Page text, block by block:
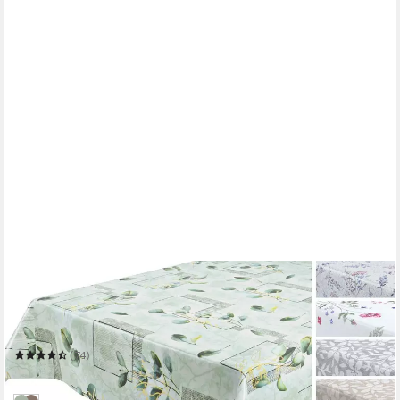
Tischdecke Wachstuchtischdecke abwaschbar, Motiv und
Größe wählbar
Mehrere Größen
(74)
ab 9,99 €
in 2-3 Werktagen bei dir